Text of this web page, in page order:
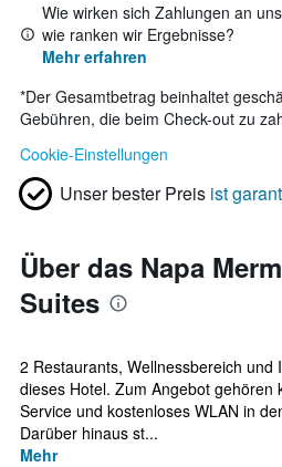
Wie wirken sich Zahlungen an
wie ranken wir Ergebnisse?
Mehr erfahren
*Der Gesamtbetrag beinhaltet
Gebühren, die beim Check-out zu
Cookie-Einstellungen
Unser bester Preis ist
Über das Napa
Suites
2 Restaurants, Wellnessbereich und
dieses Hotel. Zum Angebot gehören
Service und kostenloses WLAN in
Darüber hinaus st...
Mehr